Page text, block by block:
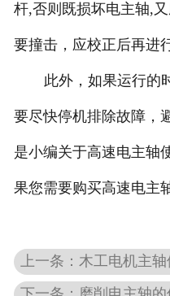
杆,否则既损坏电主轴,
要撞击，应校正后再进
此外，如果运行的
要尽快停机排除故障，
是小编关于高速电主轴
果您需要购买高速电主
上一条：木工电机主